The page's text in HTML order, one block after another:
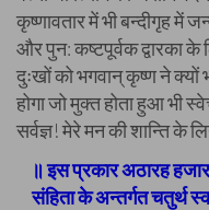
कृष्णावतार में भी बन्दीगृह में
और पुन: कष्टपूर्वक द्वारका
दुःखों को भगवान्‌ कृष्ण ने क्‍यों
होगा जो मुक्त होता हुआ भी
सर्वज्ञ! मेरे मन की शान्ति के
॥ इस प्रकार अठारह हजार
संहिता के अन्तर्गत चतुर्थ